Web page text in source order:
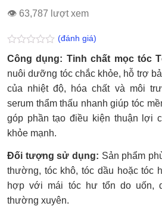
👁 63,787 lượt xem
Được
xếp
hạng
0.0
5
sao
(đánh giá)
Công dụng: Tinh chất mọc tóc
nuôi dưỡng tóc chắc khỏe, hỗ trợ
của nhiệt độ, hóa chất và môi
serum thẩm thấu nhanh giúp tóc
góp phần tạo điều kiện thuận lợi
khỏe mạnh.
Đối tượng sử dụng: Sản phẩm
thường, tóc khô, tóc dầu hoặc tóc
hợp với mái tóc hư tổn do uốn,
thường xuyên.